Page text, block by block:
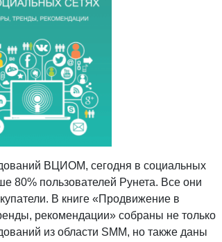
ВЦИОМ, сегодня в социальных
80% пользователей Рунета. Все они
В книге «Продвижение в
рекомендации» собраны не только
из области SMM, но также даны